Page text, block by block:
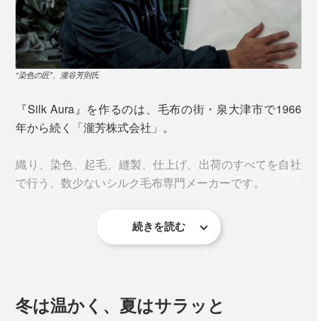
ます。
ロールブラシのような起毛針でブラッシングするごと
の緻密な工程を経て、肌ざわりは極限までなめらかに。
毛布に命が吹き込まれます。
同じシルクを使ったとしても、“起毛の匠”の手にかかる
と、仕上がりには歴然とした差が。
“染色の匠”、瀧谷芳則氏
『Silk Aura』を作るのは、毛布の街・泉大津市で1966
年から続く「瀧芳株式会社」。
織り、染色、起毛、縫製、仕上げ、出荷のすべてを自社
で行う、数少ないシルク毛布専門メーカーです。
細く繊細なシルク糸で織り上げることができるのは、1
続きを読む
冬は温かく、夏はサラッと